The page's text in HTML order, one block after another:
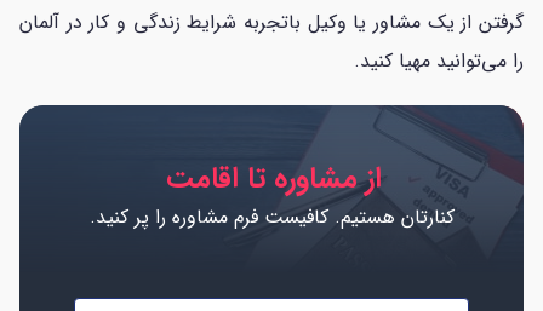
گرفتن از یک مشاور یا وکیل باتجربه شرایط زندگی و کار در آلمان
را می‌توانید مهیا کنید.
از مشاوره تا اقامت
کنارتان هستیم. کافیست فرم مشاوره را پر کنید.